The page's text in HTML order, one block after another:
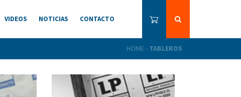
VIDEOS NOTICIAS CONTACTO
HOME - TABLEROS